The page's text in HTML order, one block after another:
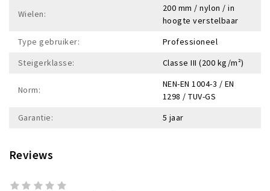
Wielen:
200 mm / nylon / in
hoogte verstelbaar
Type gebruiker:
Professioneel
Steigerklasse:
Classe III (200 kg/m²)
Norm:
NEN-EN 1004-3 / EN
1298 / TUV-GS
Garantie:
5 jaar
Reviews